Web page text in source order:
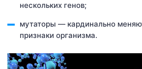
нескольких генов;
мутаторы — кардинально
признаки организма.